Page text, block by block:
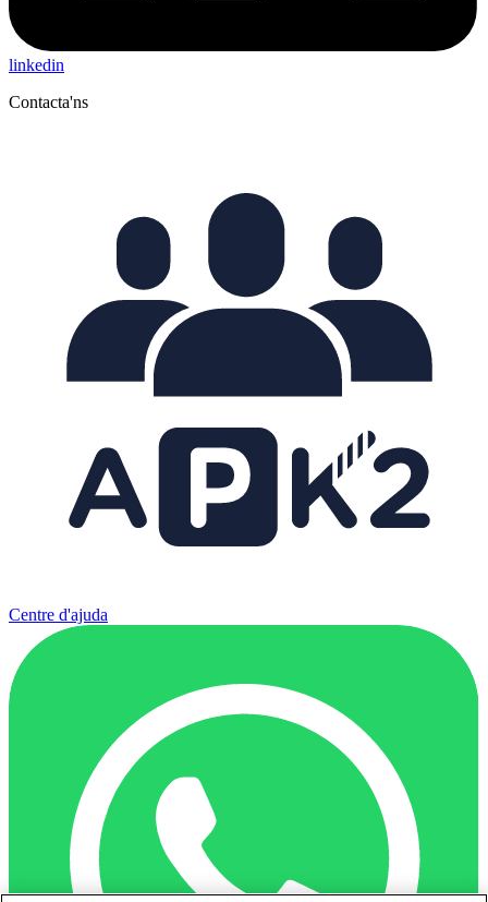
linkedin
Contacta'ns
Centre d'ajuda